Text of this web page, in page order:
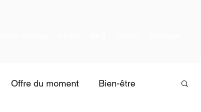
Offre du moment Bien-être